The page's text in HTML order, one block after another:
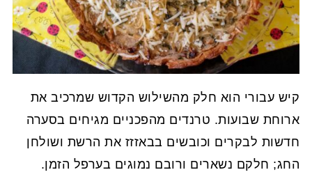
קיש עבורי הוא חלק מהשילוש הקדוש שמרכיב את
ארוחת שבועות. טרנדים מהפכניים מגיחים בסערה
חדשות לבקרים וכובשים בבאזזז את הרשת ושולחן
החג; חלקם נשארים ורובם נמוגים בערפל הזמן.